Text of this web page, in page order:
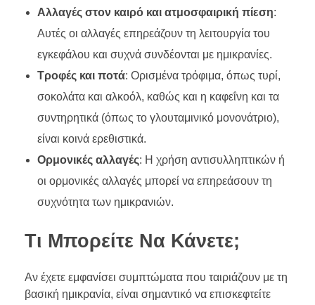
Αλλαγές στον καιρό και ατμοσφαιρική πίεση:
Αυτές οι αλλαγές επηρεάζουν τη λειτουργία του
εγκεφάλου και συχνά συνδέονται με ημικρανίες.
Τροφές και ποτά: Ορισμένα τρόφιμα, όπως τυρί,
σοκολάτα και αλκοόλ, καθώς και η καφεΐνη και τα
συντηρητικά (όπως το γλουταμινικό μονονάτριο),
είναι κοινά ερεθιστικά.
Ορμονικές αλλαγές: Η χρήση αντισυλληπτικών ή
οι ορμονικές αλλαγές μπορεί να επηρεάσουν τη
συχνότητα των ημικρανιών.
Τι Μπορείτε Να Κάνετε;
Αν έχετε εμφανίσει συμπτώματα που ταιριάζουν με τη
βασική ημικρανία, είναι σημαντικό να επισκεφτείτε